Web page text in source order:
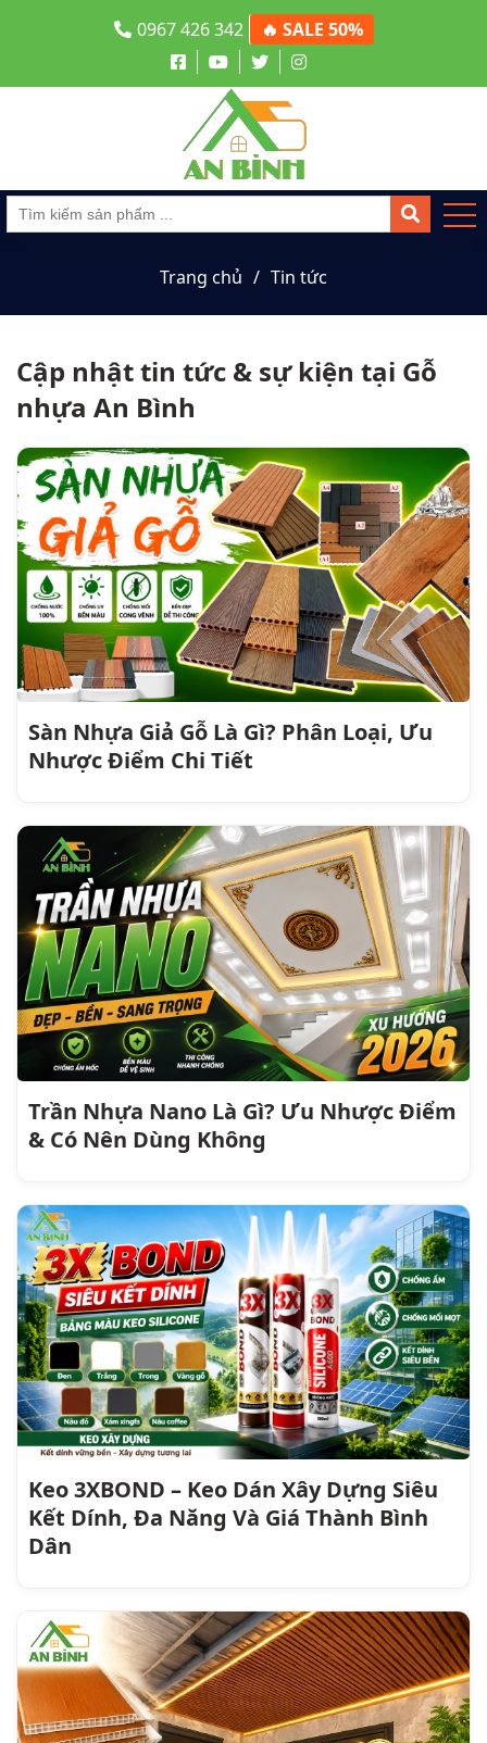
0967 426 342 🔥 SALE 50%
Trang chủ Tin tức
Cập nhật tin tức & sự kiện tại Gỗ
nhựa An Bình
Sàn Nhựa Giả Gỗ Là Gì? Phân Loại, Ưu
Nhược Điểm Chi Tiết
Trần Nhựa Nano Là Gì? Ưu Nhược Điểm
& Có Nên Dùng Không
Keo 3XBOND – Keo Dán Xây Dựng Siêu
Kết Dính, Đa Năng Và Giá Thành Bình
Dân